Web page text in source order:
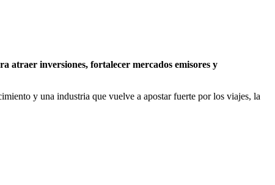
atraer inversiones, fortalecer mercados emisores y
y una industria que vuelve a apostar fuerte por los viajes, la